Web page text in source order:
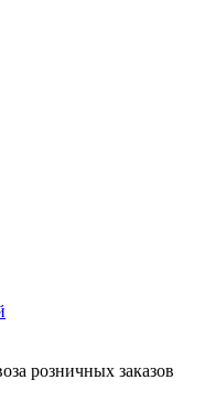
розничных заказов